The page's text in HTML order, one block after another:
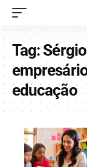
Tag:
educação